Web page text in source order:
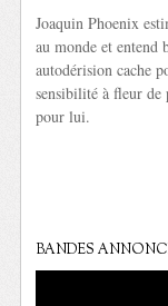
Joaquin Phoenix
au monde et entend
autodérision cache
sensibilité à fleur de
pour lui.
BANDES